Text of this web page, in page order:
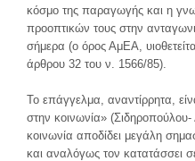
κόσμο της παραγωγής και η
προοπτικών τους στην
σήμερα (ο όρος ΑμΕΑ,
άρθρου 32 του ν. 1566/85).
Το επάγγελμα, αναντίρρητα,
στην κοινωνία»
κοινωνία αποδίδει μεγάλη
και αναλόγως τον κατατάσσει